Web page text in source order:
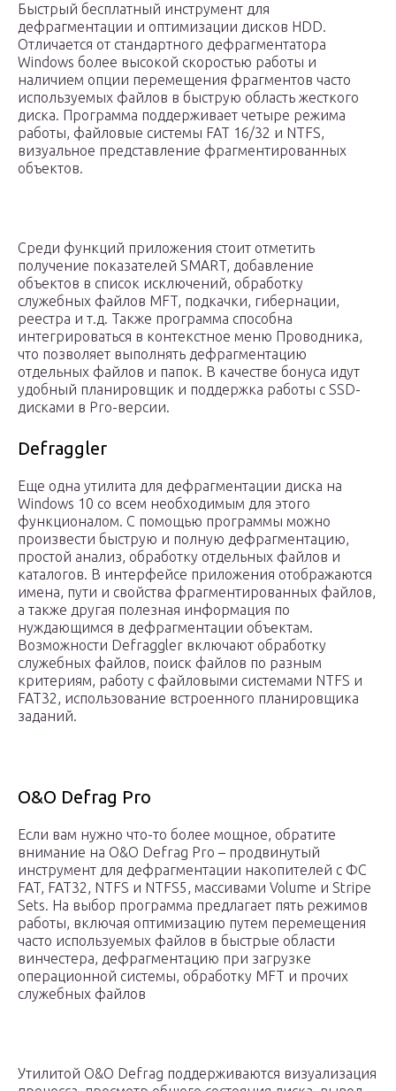
Быстрый бесплатный инструмент для
дефрагментации и оптимизации дисков HDD.
Отличается от стандартного дефрагментатора
Windows более высокой скоростью работы и
наличием опции перемещения фрагментов часто
используемых файлов в быструю область жесткого
диска. Программа поддерживает четыре режима
работы, файловые системы FAT 16/32 и NTFS,
визуальное представление фрагментированных
объектов.
Среди функций приложения стоит отметить
получение показателей SMART, добавление
объектов в список исключений, обработку
служебных файлов MFT, подкачки, гибернации,
реестра и т.д. Также программа способна
интегрироваться в контекстное меню Проводника,
что позволяет выполнять дефрагментацию
отдельных файлов и папок. В качестве бонуса идут
удобный планировщик и поддержка работы с SSD-
дисками в Pro-версии.
Defraggler
Еще одна утилита для дефрагментации диска на
Windows 10 со всем необходимым для этого
функционалом. С помощью программы можно
произвести быструю и полную дефрагментацию,
простой анализ, обработку отдельных файлов и
каталогов. В интерфейсе приложения отображаются
имена, пути и свойства фрагментированных файлов,
а также другая полезная информация по
нуждающимся в дефрагментации объектам.
Возможности Defraggler включают обработку
служебных файлов, поиск файлов по разным
критериям, работу с файловыми системами NTFS и
FAT32, использование встроенного планировщика
заданий.
O&O Defrag Pro
Если вам нужно что-то более мощное, обратите
внимание на O&O Defrag Pro – продвинутый
инструмент для дефрагментации накопителей с ФС
FAT, FAT32, NTFS и NTFS5, массивами Volume и Stripe
Sets. На выбор программа предлагает пять режимов
работы, включая оптимизацию путем перемещения
часто используемых файлов в быстрые области
винчестера, дефрагментацию при загрузке
операционной системы, обработку MFT и прочих
служебных файлов
Утилитой O&O Defrag поддерживаются визуализация